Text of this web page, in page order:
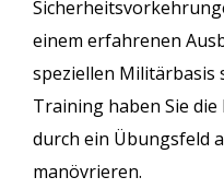
einem erfahrenen
speziellen Militärbasis
Training haben Sie
durch ein Übungsfeld
manövrieren.